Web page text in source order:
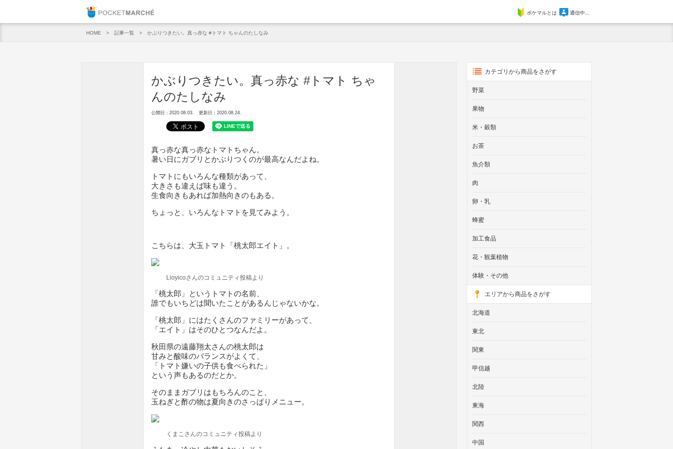
ポケマルとは 通信中...
HOME 記事一覧 かぶりつきたい。真っ赤な #トマト ちゃんのたしなみ
かぶりつきたい。真っ赤な #トマト ちゃ
んのたしなみ
公開日：2020.08.03. 更新日：2020.08.24.
真っ赤な真っ赤なトマトちゃん。
暑い日にガブリとかぶりつくのが最高なんだよね。
トマトにもいろんな種類があって、
大きさも違えば味も違う。
生食向きもあれば加熱向きのもある。
ちょっと、いろんなトマトを見てみよう。
こちらは、大玉トマト「桃太郎エイト」。
Lioyicoさんのコミュニティ投稿より
「桃太郎」というトマトの名前、
誰でもいちどは聞いたことがあるんじゃないかな。
「桃太郎」にはたくさんのファミリーがあって、
「エイト」はそのひとつなんだよ。
秋田県の遠藤翔太さんの桃太郎は
甘みと酸味のバランスがよくて、
「トマト嫌いの子供も食べられた」
という声もあるのだとか。
そのままガブリはもちろんのこと、
玉ねぎと酢の物は夏向きのさっぱりメニュー。
くまこさんのコミュニティ投稿より
カテゴリから商品をさがす
野菜
果物
米・穀類
お茶
魚介類
肉
卵・乳
蜂蜜
加工食品
花・観葉植物
体験・その他
エリアから商品をさがす
北海道
東北
関東
甲信越
北陸
東海
関西
中国